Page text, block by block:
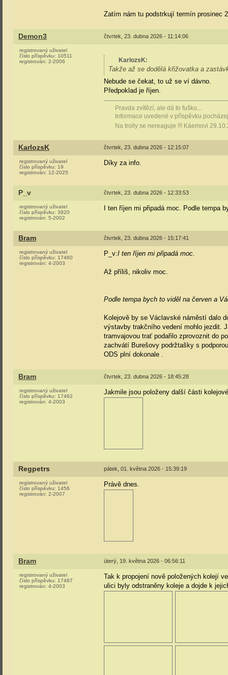
Zatím nám tu podstrkují termín prosinec
Demon3 čtvrtek, 23. dubna 2026 - 11:14:06
registrovaný uživatel
číslo příspěvku: 10511
registrován: 2-2006 KarlozsK:
Takže až se dodělá křižovatka a
Nebude se čekat, to už se ví dávno.
Předpoklad je říjen.
Pravda zvítězí, ale dá to fušku...
Informace uvedené v příspěvku
Na trolly se nereaguje !!! Káemovi
KarlozsK čtvrtek, 23. dubna 2026 - 12:15:07
registrovaný uživatel
číslo příspěvku: 19
registrován: 12-2025
Díky za info.
P_v čtvrtek, 23. dubna 2026 - 12:33:53
registrovaný uživatel
číslo příspěvku: 3920
registrován: 5-2002
I ten říjen mi připadá moc. Podle tempa
Bram čtvrtek, 23. dubna 2026 - 15:17:41
registrovaný uživatel
číslo příspěvku: 17460
registrován: 4-2003
P_v:I ten říjen mi připadá moc.
Až příliš, nikoliv moc.
Podle tempa bych to viděl na červen a
Kolejově by se Václavské náměstí dalo
výstavby trakčního vedení mohlo jezdit.
tramvajovou trať podařilo zprovoznit do
zachvátí Burešovy podržtašky s
ODS plní dokonale .
Bram čtvrtek, 23. dubna 2026 - 18:45:28
registrovaný uživatel
číslo příspěvku: 17462
registrován: 4-2003
Jakmile jsou položeny další části
Regpetrs pátek, 01. května 2026 - 15:39:19
registrovaný uživatel
číslo příspěvku: 1456
registrován: 2-2007
Právě dnes.
Bram úterý, 19. května 2026 - 06:56:11
registrovaný uživatel
číslo příspěvku: 17487
registrován: 4-2003
Tak k propojení nově položených kolejí
ulici byly odstraněny koleje a dojde k